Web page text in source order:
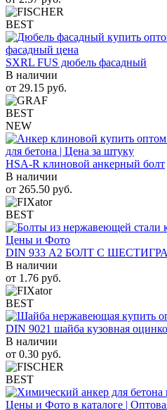
BEST
SXRL FUS дюбель фасадный
В наличии
от 29.15 руб.
BEST
NEW
HSA-R клиновой анкерный болт
В наличии
от 265.50 руб.
BEST
DIN 933 А2 БОЛТ С
В наличии
от 1.76 руб.
BEST
DIN 9021 шайба кузовная
В наличии
от 0.30 руб.
BEST